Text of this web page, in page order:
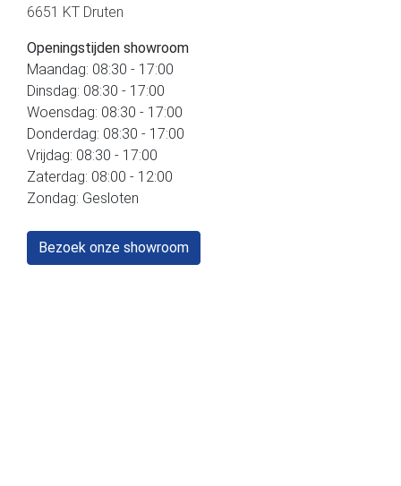
6651 KT Druten
Openingstijden showroom
Maandag: 08:30 - 17:00
Dinsdag: 08:30 - 17:00
Woensdag: 08:30 - 17:00
Donderdag: 08:30 - 17:00
Vrijdag: 08:30 - 17:00
Zaterdag: 08:00 - 12:00
Zondag: Gesloten
Bezoek onze showroom